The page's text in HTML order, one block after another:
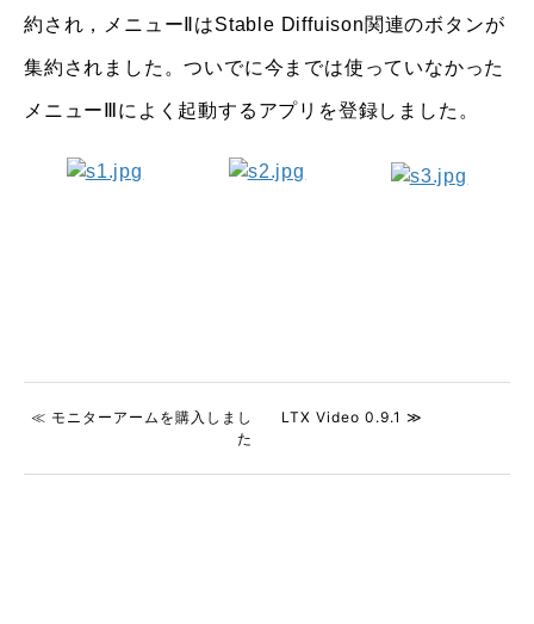
約され，メニューⅡはStable Diffuison関連のボタンが
集約されました。ついでに今までは使っていなかった
メニューⅢによく起動するアプリを登録しました。
≪ モニターアームを購入しまし
た
LTX Video 0.9.1 ≫